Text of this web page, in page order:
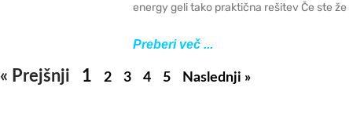
energy geli tako praktična rešitev Če ste že
Preberi več ...
« Prejšnji 1 2 3 4 5 Naslednji »